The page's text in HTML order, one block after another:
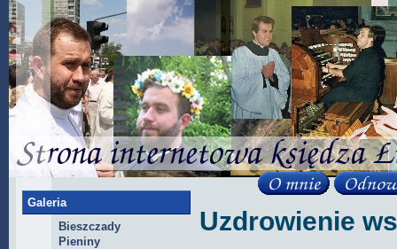
Galeria
Bieszczady
Pieniny
Uzdrowienie